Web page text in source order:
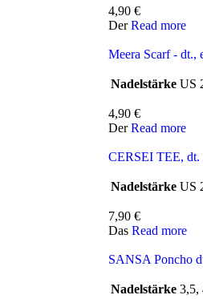
4,90 €
DerRead more
Meera Scarf - dt.,
Nadelstärke US
4,90 €
DerRead more
CERSEI TEE, dt.
Nadelstärke US
7,90 €
Das Read more
SANSA Poncho
Nadelstärke 3,5,